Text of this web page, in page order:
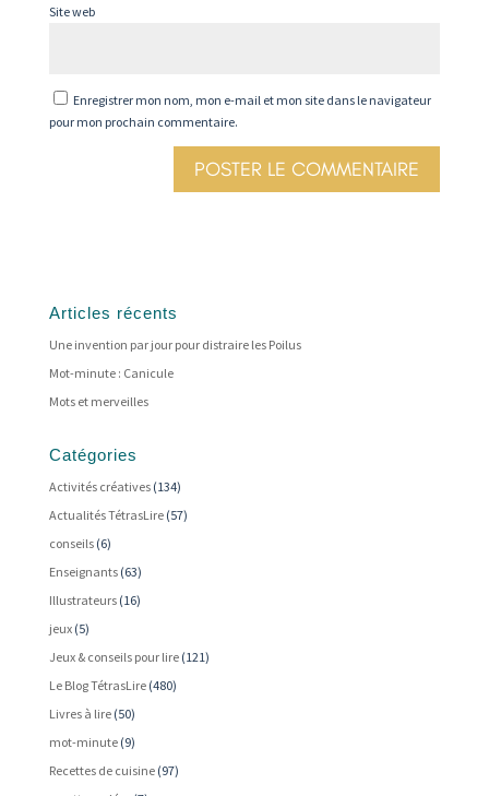
Site web
Enregistrer mon nom, mon e-mail et mon site dans le navigateur
pour mon prochain commentaire.
Articles récents
Une invention par jour pour distraire les Poilus
Mot-minute : Canicule
Mots et merveilles
Catégories
Activités créatives(134)
Actualités TétrasLire(57)
conseils(6)
Enseignants(63)
Illustrateurs(16)
jeux(5)
Jeux & conseils pour lire(121)
Le Blog TétrasLire(480)
Livres à lire(50)
mot-minute(9)
Recettes de cuisine(97)